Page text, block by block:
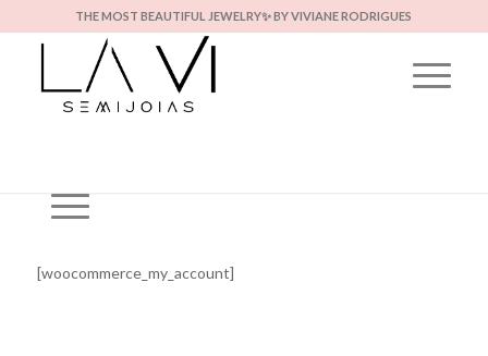
THE MOST BEAUTIFUL JEWELRY✨ BY VIVIANE RODRIGUES
[woocommerce_my_account]